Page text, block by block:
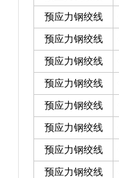
预应力钢绞线
预应力钢绞线
预应力钢绞线
预应力钢绞线
预应力钢绞线
预应力钢绞线
预应力钢绞线
预应力钢绞线